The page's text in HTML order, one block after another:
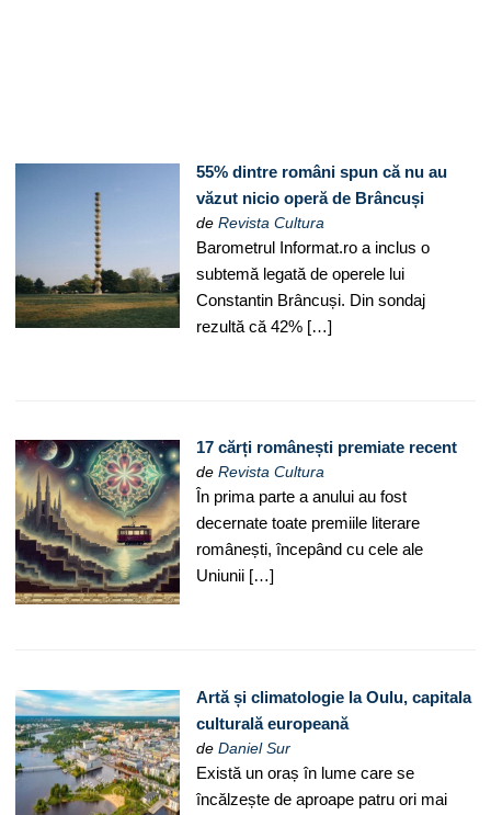
55% dintre români spun că nu au
văzut nicio operă de Brâncuși
deRevista Cultura
Barometrul Informat.ro a inclus o
subtemă legată de operele lui
Constantin Brâncuși. Din sondaj
rezultă că 42% […]
17 cărți românești premiate recent
deRevista Cultura
În prima parte a anului au fost
decernate toate premiile literare
românești, începând cu cele ale
Uniunii […]
Artă și climatologie la Oulu, capitala
culturală europeană
deDaniel Sur
Există un oraș în lume care se
încălzește de aproape patru ori mai